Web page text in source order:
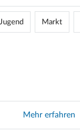
Jugend Markt
Mehr erfahren